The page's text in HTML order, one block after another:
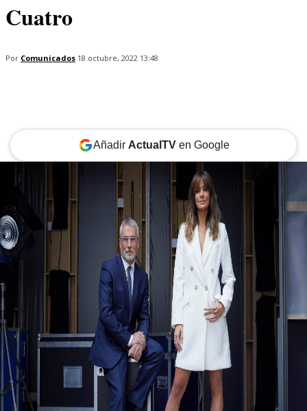
Cuatro
Por Comunicados 18 octubre, 2022 13:48
Añadir ActualTVen Google